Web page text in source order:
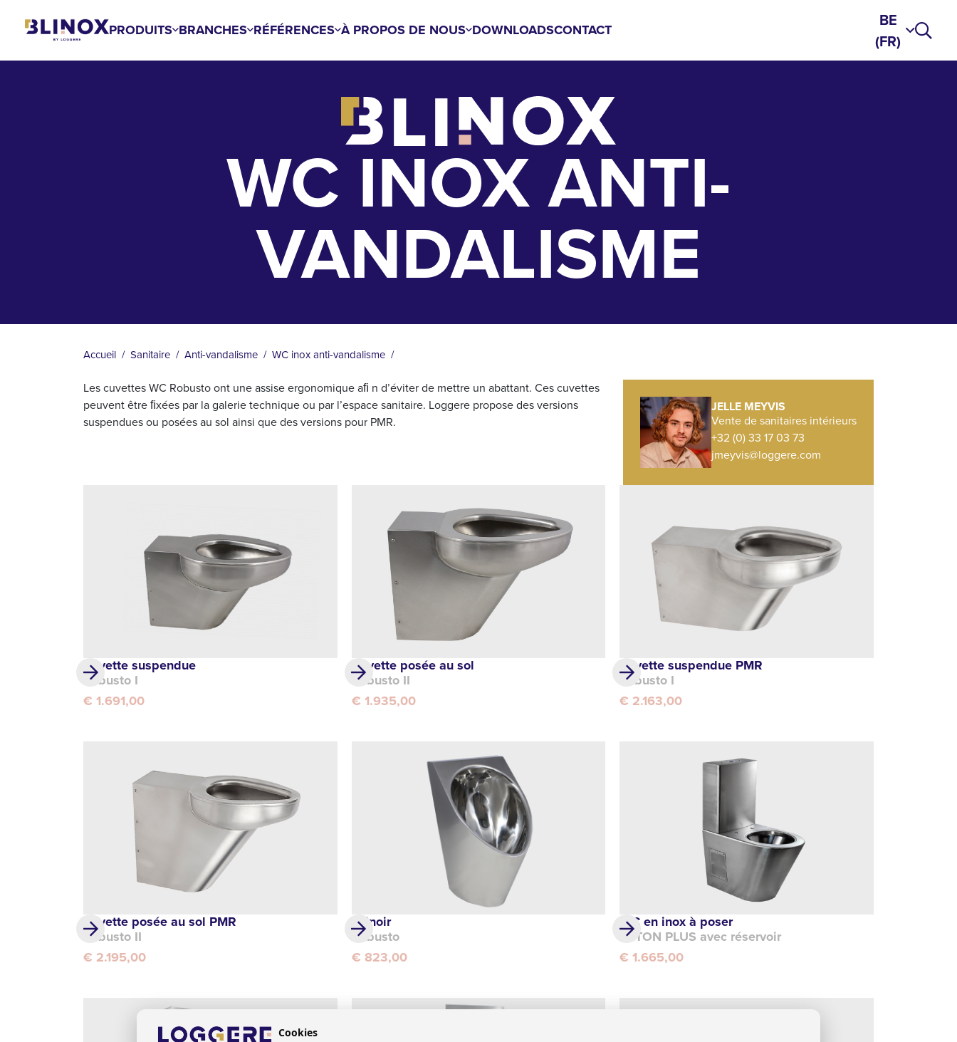
principal
PRODUITS BRANCHES RÉFÉRENCES À PROPOS DE NOUS DOWNLOADSCONTACT
BE
(FR)
WC INOX ANTI-
VANDALISME
FIL
D'ARIANE
Accueil Sanitaire Anti-vandalisme WC inox anti-vandalisme
Les cuvettes WC Robusto ont une assise ergonomique aﬁ n d’éviter de mettre un abattant. Ces cuvettes
peuvent être ﬁxées par la galerie technique ou par l’espace sanitaire. Loggere propose des versions
suspendues ou posées au sol ainsi que des versions pour PMR.
JELLE MEYVIS
Vente de sanitaires intérieurs
+32 (0) 33 17 03 73
jmeyvis@loggere.com
Cuvette suspendue
Robusto I
€ 1.691,00
Cuvette posée au sol
Robusto II
€ 1.935,00
Cuvette suspendue PMR
Robusto I
€ 2.163,00
Cuvette posée au sol PMR
Robusto II
€ 2.195,00
Urinoir
Robusto
€ 823,00
WC en inox à poser
TYTON PLUS avec réservoir
€ 1.665,00
Cookies